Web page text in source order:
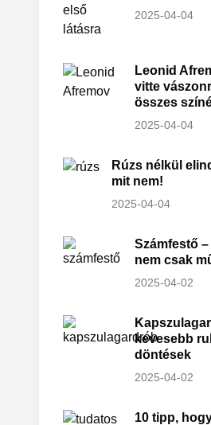
2025-04-04
Leonid
vitte
összes
2025-04-04
Rúzs nélkül
mit nem!
2025-04-04
Számfestő
nem csak
2025-04-02
kevesebb
döntések
2025-04-02
10 tipp,